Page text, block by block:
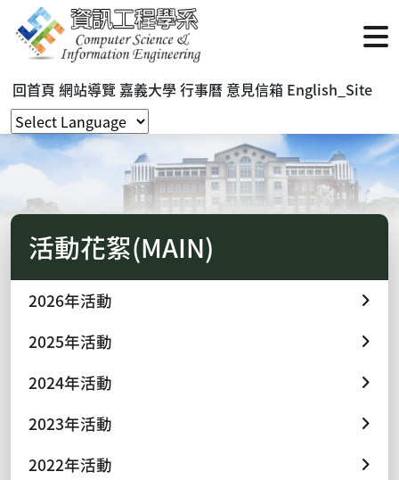
回首頁 網站導覽 嘉義大學行事曆 意見信箱 English_Site
活動花絮(MAIN)
2026年活動
2025年活動
2024年活動
2023年活動
2022年活動